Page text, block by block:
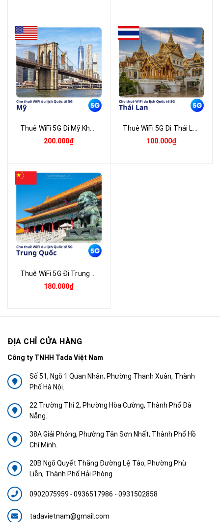
200.000₫
100.000₫
180.000₫
ĐỊA CHỈ CỬA HÀNG
Công ty TNHH Tada Việt Nam
Số 51, Ngõ 1 Quan Nhân, Phường Thanh Xuân, Thành
Phố Hà Nội.
22 Trường Thi 2, Phường Hòa Cường, Thành Phố Đà
Nẵng.
38A Giải Phóng, Phường Tân Sơn Nhất, Thành Phố Hồ
Chí Minh.
20B Ngõ Quyết Thắng Đường Lệ Tảo, Phường Phù
Liễn, Thành Phố Hải Phòng.
0902075959 -0936517986 - 0931502858
tadavietnam@gmail.com